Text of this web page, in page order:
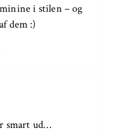
i stilen – og
dem :)
smart ud…